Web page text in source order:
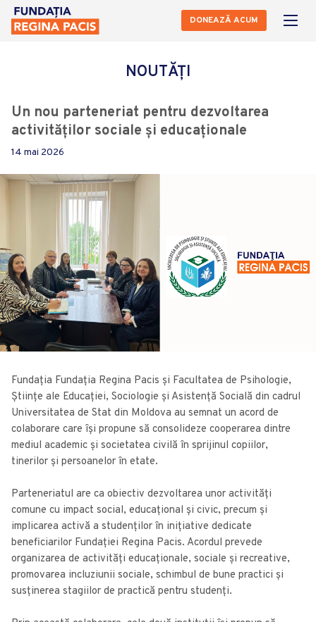
DONEAZĂ ACUM
NOUTĂȚI
Un nou parteneriat pentru dezvoltarea
activităților sociale și educaționale
14 mai 2026
Fundația Fundația Regina Pacis și Facultatea de Psihologie,
Științe ale Educației, Sociologie și Asistență Socială din cadrul
Universitatea de Stat din Moldova au semnat un acord de
colaborare care își propune să consolideze cooperarea dintre
mediul academic și societatea civilă în sprijinul copiilor,
tinerilor și persoanelor în etate.
Parteneriatul are ca obiectiv dezvoltarea unor activități
comune cu impact social, educațional și civic, precum și
implicarea activă a studenților în inițiative dedicate
beneficiarilor Fundației Regina Pacis. Acordul prevede
organizarea de activități educaționale, sociale și recreative,
promovarea incluziunii sociale, schimbul de bune practici și
susținerea stagiilor de practică pentru studenți.